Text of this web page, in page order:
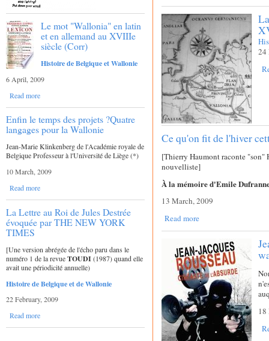
Le mot "Wallonia" en latin
et en allemand au XVIIIe
siècle (Corr)
Histoire de Belgique et Wallonie
6 April, 2009
Read more
Enfin le temps des projets ?Quatre
langages pour la Wallonie
Jean-Marie Klinkenberg de l'Académie royale de
Belgique Professeur à l'Université de Liège (*)
10 March, 2009
Read more
La Lettre au Roi de Jules Destrée
évoquée par THE NEW YORK
TIMES
[Une version abrégée de l'écho paru dans le
numéro 1 de la revueTOUDI(1987) quand elle
avait une périodicité annuelle)
Histoire de Belgique et de Wallonie
22 February, 2009
Read more
24
Ce qu'on fit de l'hiver
[Thierry Haumont raconte "son"
nouvelliste]
À la mémoire d'Emile
13 March, 2009
Read more